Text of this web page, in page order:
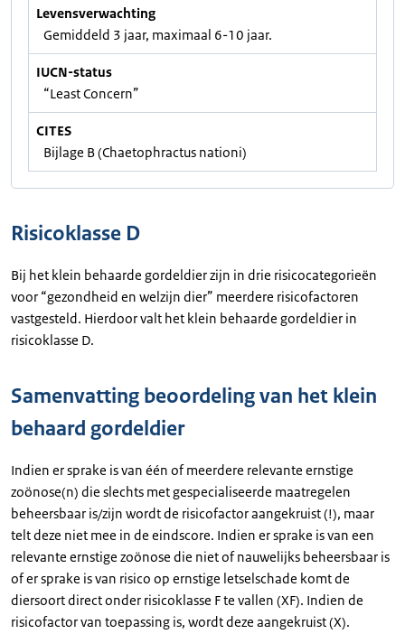
Levensverwachting
Gemiddeld 3 jaar, maximaal 6-10 jaar.
IUCN-status
“Least Concern”
CITES
Bijlage B (Chaetophractus nationi)
Risicoklasse D
Bij het klein behaarde gordeldier zijn in drie risicocategorieën
voor “gezondheid en welzijn dier” meerdere risicofactoren
vastgesteld. Hierdoor valt het klein behaarde gordeldier in
risicoklasse D.
Samenvatting beoordeling van het klein
behaard gordeldier
Indien er sprake is van één of meerdere relevante ernstige
zoönose(n) die slechts met gespecialiseerde maatregelen
beheersbaar is/zijn wordt de risicofactor aangekruist (!), maar
telt deze niet mee in de eindscore. Indien er sprake is van een
relevante ernstige zoönose die niet of nauwelijks beheersbaar is
of er sprake is van risico op ernstige letselschade komt de
diersoort direct onder risicoklasse F te vallen (XF). Indien de
risicofactor van toepassing is, wordt deze aangekruist (X).